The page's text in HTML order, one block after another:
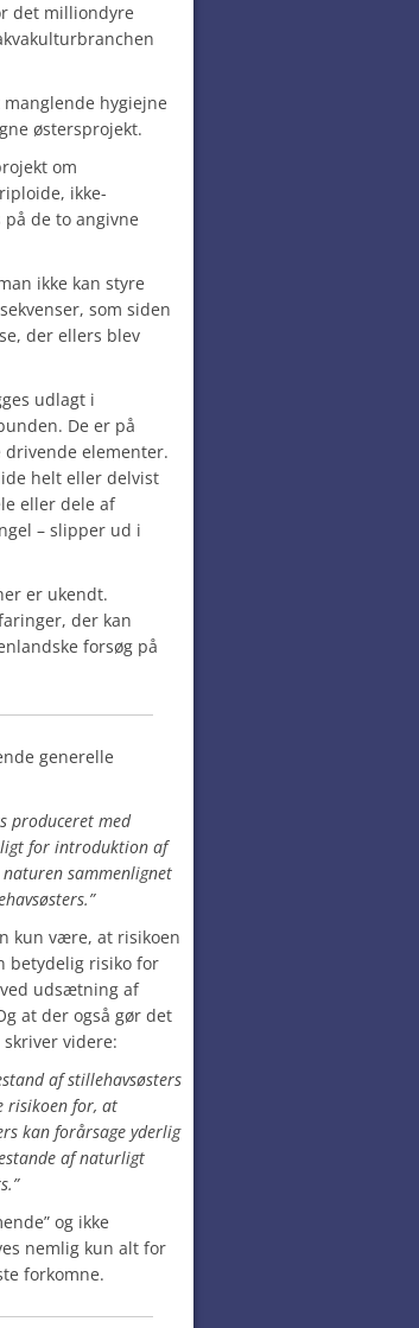
det milliondyre
hygiejne
østersprojekt.
om
ikke-
de to angivne
ikke kan styre
som siden
der ellers blev
udlagt i
De er på
elementer.
helt eller delvist
eller dele af
– slipper ud i
er ukendt.
der kan
forsøg på
generelle
produceret med
for introduktion af
sammenlignet
kun være, at risikoen
betydelig risiko for
udsætning af
at der også gør det
videre:
af stillehavsøsters
risikoen for, at
kan forårsage yderlig
af naturligt
og ikke
nemlig kun alt for
forkomne.